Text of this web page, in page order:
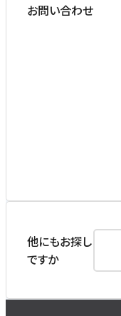
お問い合わせ
他にもお探し
ですか